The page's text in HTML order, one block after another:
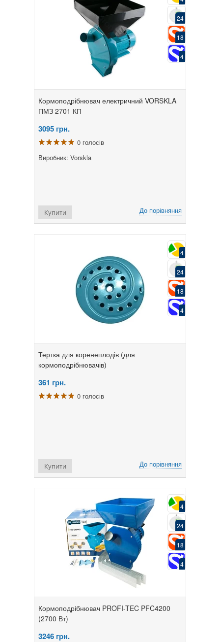
24
18
4
Кормоподрібнювач електричний VORSKLA
ПМЗ 2701 КП
3095 грн.
0 голосів
Виробник: Vorskla
До порівняння
Купити
4
24
18
4
Тертка для коренеплодів (для
кормоподрібнювачів)
361 грн.
0 голосів
До порівняння
Купити
4
24
18
4
Кормоподрібнювач PROFI-TEC PFC4200
(2700 Вт)
3246 грн.